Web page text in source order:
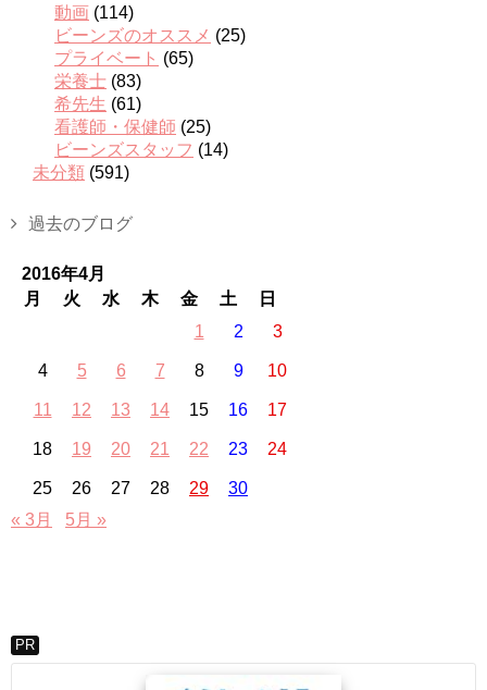
動画 (114)
ビーンズのオススメ (25)
プライベート (65)
栄養士 (83)
希先生 (61)
看護師・保健師 (25)
ビーンズスタッフ (14)
未分類 (591)
過去のブログ
2016年4月
月
火 水 木 金 土
日
1
2 3
4 5 6 7 8 9 10
11 12 13 14 15 16 17
18 19 20 21 22 23 24
25 26 27 28 29
30
« 3月
5月 »
PR